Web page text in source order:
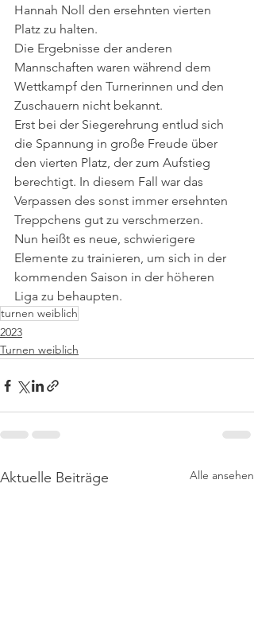
Hannah Noll den ersehnten vierten
Platz zu halten.
Die Ergebnisse der anderen
Mannschaften waren während dem
Wettkampf den Turnerinnen und den
Zuschauern nicht bekannt.
Erst bei der Siegerehrung entlud sich
die Spannung in große Freude über
den vierten Platz, der zum Aufstieg
berechtigt. In diesem Fall war das
Verpassen des sonst immer ersehnten
Treppchens gut zu verschmerzen.
Nun heißt es neue, schwierigere
Elemente zu trainieren, um sich in der
kommenden Saison in der höheren
Liga zu behaupten.
turnen weiblich
2023
Turnen weiblich
Aktuelle Beiträge Alle ansehen